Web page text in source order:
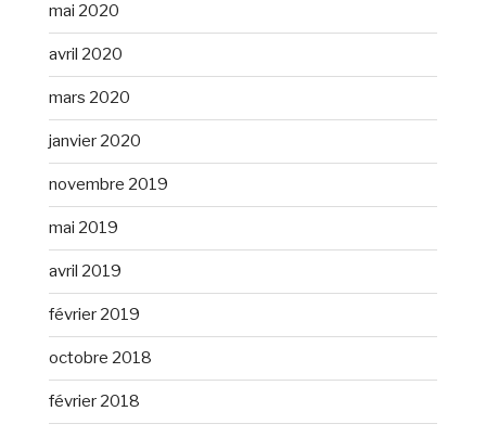
mai 2020
avril 2020
mars 2020
janvier 2020
novembre 2019
mai 2019
avril 2019
février 2019
octobre 2018
février 2018